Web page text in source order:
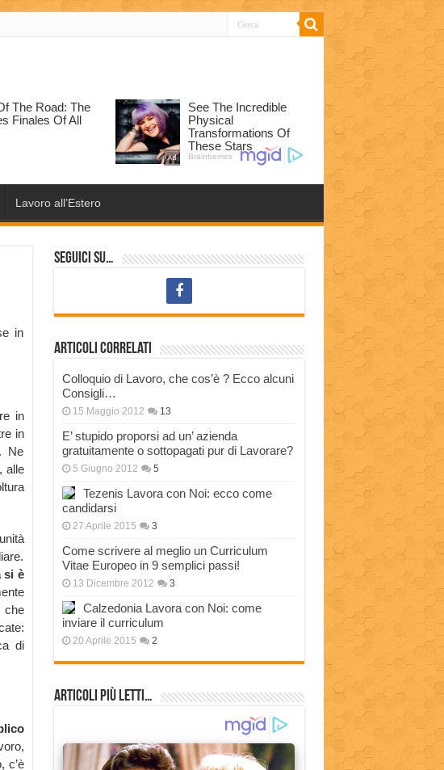
Lavoro all’Estero
in
in
in
Ne
alle
si è
che
di
c’è
Seguici su…
Articoli correlati
Colloquio di Lavoro, che cos’è ? Ecco alcuni
Consigli…
15 Maggio 2012 13
E’ stupido proporsi ad un’ azienda
gratuitamente o sottopagati pur di Lavorare?
5 Giugno 2012 5
Tezenis Lavora con Noi: ecco come
candidarsi
27 Aprile 2015 3
Come scrivere al meglio un Curriculum
Vitae Europeo in 9 semplici passi!
13 Dicembre 2012 3
Calzedonia Lavora con Noi: come
inviare il curriculum
20 Aprile 2015 2
Articoli più Letti…